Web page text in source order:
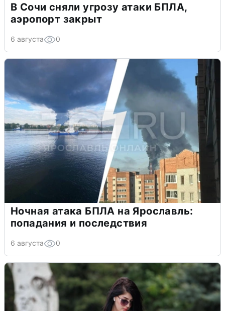
В Сочи сняли угрозу атаки БПЛА,
аэропорт закрыт
6 августа 0
Ночная атака БПЛА на Ярославль:
попадания и последствия
6 августа 0